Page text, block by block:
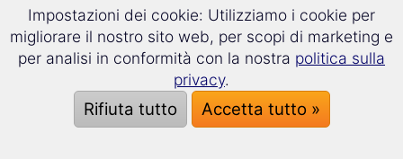
Articolo indeterminativo
Genere di sostantivi
Formazione plurale
Impostazioni dei cookie: Utilizziamo i cookie per
migliorare il nostro sito web, per scopi di marketing e
per analisi in conformità con la nostra politica sulla
privacy.
Rifiuta tutto Accetta tutto »